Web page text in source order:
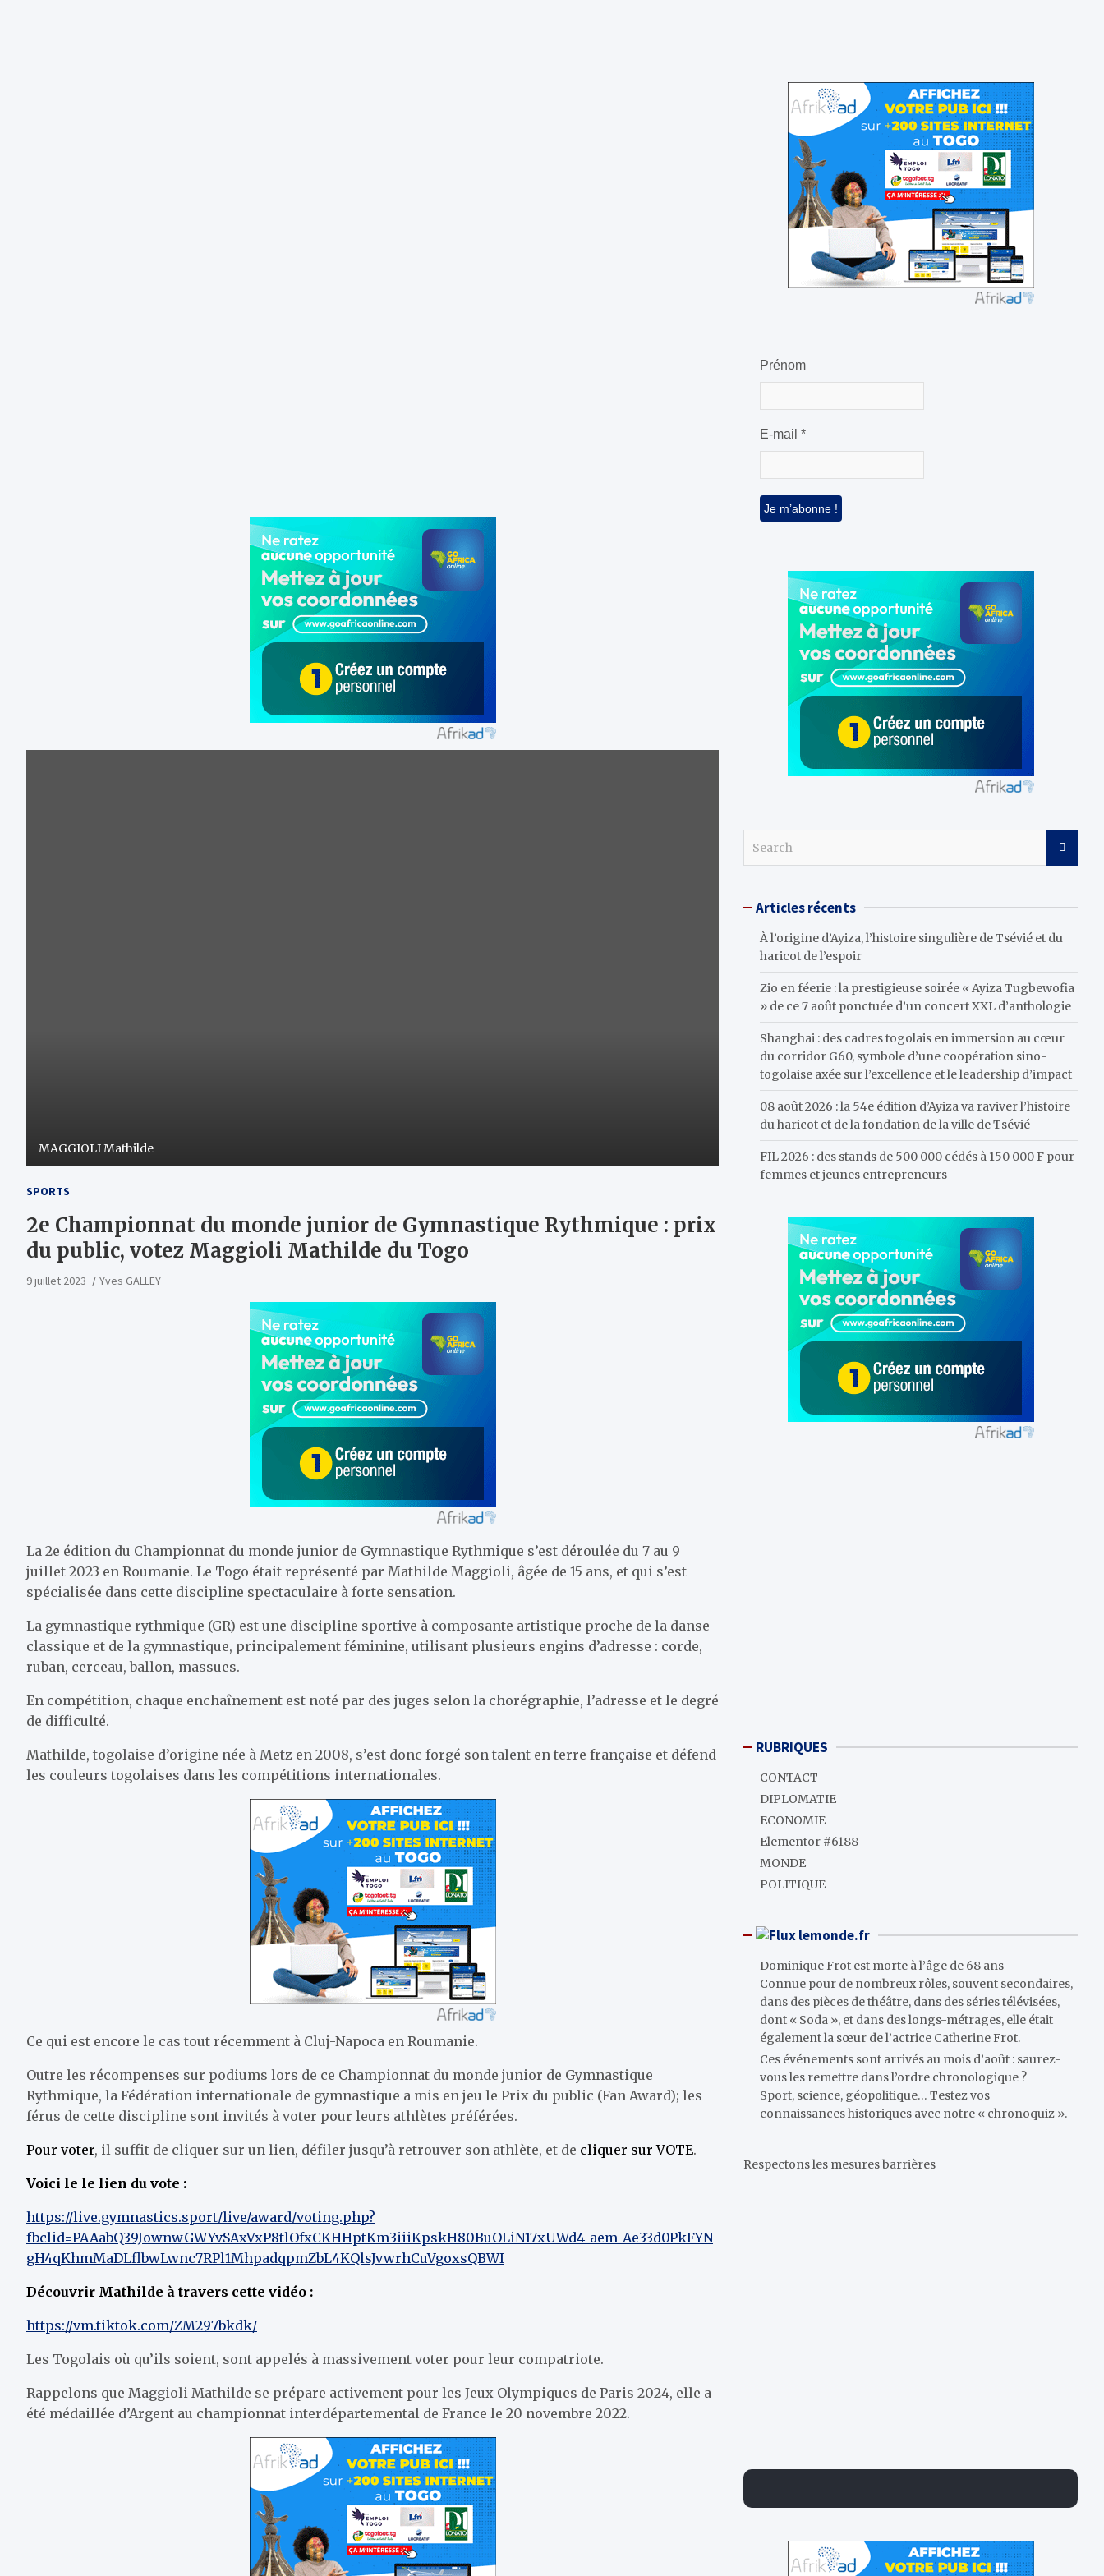
MAGGIOLI Mathilde
SPORTS
2e Championnat du monde junior de Gymnastique Rythmique : prix
du public, votez Maggioli Mathilde du Togo
9 juillet 2023 Yves GALLEY
La 2e édition du Championnat du monde junior de Gymnastique Rythmique s’est déroulée du 7 au 9
juillet 2023 en Roumanie. Le Togo était représenté par Mathilde Maggioli, âgée de 15 ans, et qui s’est
spécialisée dans cette discipline spectaculaire à forte sensation.
La gymnastique rythmique (GR) est une discipline sportive à composante artistique proche de la danse
classique et de la gymnastique, principalement féminine, utilisant plusieurs engins d’adresse : corde,
ruban, cerceau, ballon, massues.
En compétition, chaque enchaînement est noté par des juges selon la chorégraphie, l’adresse et le degré
de difficulté.
Mathilde, togolaise d’origine née à Metz en 2008, s’est donc forgé son talent en terre française et défend
les couleurs togolaises dans les compétitions internationales.
Ce qui est encore le cas tout récemment à Cluj-Napoca en Roumanie.
Outre les récompenses sur podiums lors de ce Championnat du monde junior de Gymnastique
Rythmique, la Fédération internationale de gymnastique a mis en jeu le Prix du public (Fan Award); les
férus de cette discipline sont invités à voter pour leurs athlètes préférées.
Pour voter, il suffit de cliquer sur un lien, défiler jusqu’à retrouver son athlète, et de cliquer sur VOTE.
Voici le le lien du vote :
https://live.gymnastics.sport/live/award/voting.php?
fbclid=PAAabQ39JownwGWYvSAxVxP8tlOfxCKHHptKm3iiiKpskH80BuOLiN17xUWd4_aem_Ae33d0PkFYN
gH4qKhmMaDLflbwLwnc7RPl1MhpadqpmZbL4KQlsJvwrhCuVgoxsQBWI
Découvrir Mathilde à travers cette vidéo :
https://vm.tiktok.com/ZM297bkdk/
Les Togolais où qu’ils soient, sont appelés à massivement voter pour leur compatriote.
Rappelons que Maggioli Mathilde se prépare activement pour les Jeux Olympiques de Paris 2024, elle a
été médaillée d’Argent au championnat interdépartemental de France le 20 novembre 2022.
Prénom
E-mail*
c Articles récents
À l’origine d’Ayiza, l’histoire singulière de Tsévié et du
haricot de l’espoir
Zio en féerie : la prestigieuse soirée « Ayiza Tugbewofia
» de ce 7 août ponctuée d’un concert XXL d’anthologie
Shanghai : des cadres togolais en immersion au cœur
du corridor G60, symbole d’une coopération sino-
togolaise axée sur l’excellence et le leadership d’impact
08 août 2026 : la 54e édition d’Ayiza va raviver l’histoire
du haricot et de la fondation de la ville de Tsévié
FIL 2026 : des stands de 500 000 cédés à 150 000 F pour
femmes et jeunes entrepreneurs
RUBRIQUES
CONTACT
DIPLOMATIE
ECONOMIE
Elementor #6188
MONDE
POLITIQUE
lemonde.fr
Dominique Frot est morte à l’âge de 68 ans
Connue pour de nombreux rôles, souvent secondaires,
dans des pièces de théâtre, dans des séries télévisées,
dont « Soda », et dans des longs-métrages, elle était
également la sœur de l’actrice Catherine Frot.
Ces événements sont arrivés au mois d’août : saurez-
vous les remettre dans l’ordre chronologique ?
Sport, science, géopolitique… Testez vos
connaissances historiques avec notre « chronoquiz ».
Respectons les mesures barrières